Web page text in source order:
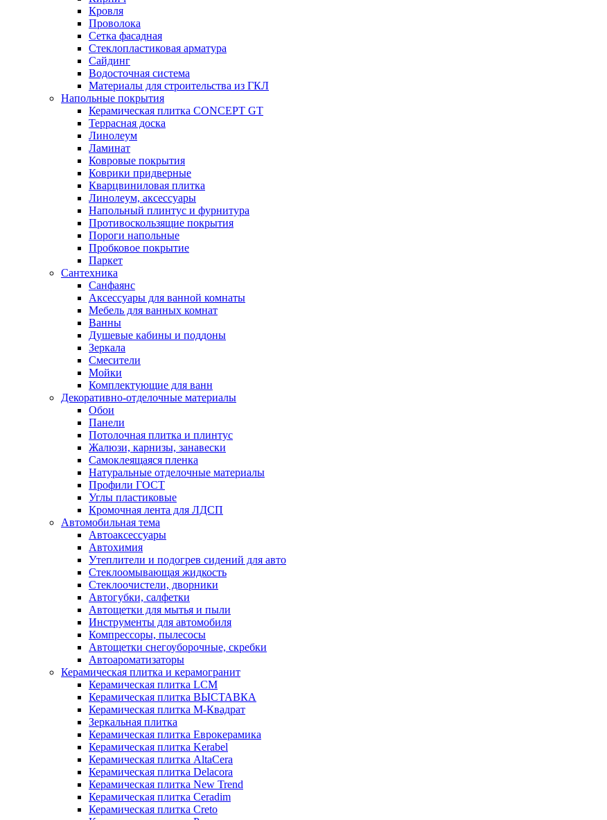
Кровля
Проволока
Сетка фасадная
Стеклопластиковая арматура
Сайдинг
Водосточная система
Материалы для строительства из ГКЛ
Напольные покрытия
Керамическая плитка CONCEPT GT
Террасная доска
Линолеум
Ламинат
Ковровые покрытия
Коврики придверные
Кварцвиниловая плитка
Линолеум, аксессуары
Напольный плинтус и фурнитура
Противоскользящие покрытия
Пороги напольные
Пробковое покрытие
Паркет
Сантехника
Санфаянс
Аксессуары для ванной комнаты
Мебель для ванных комнат
Ванны
Душевые кабины и поддоны
Зеркала
Смесители
Мойки
Комплектующие для ванн
Декоративно-отделочные материалы
Обои
Панели
Потолочная плитка и плинтус
Жалюзи, карнизы, занавески
Самоклеящаяся пленка
Натуральные отделочные материалы
Профили ГОСТ
Углы пластиковые
Кромочная лента для ЛДСП
Автомобильная тема
Автоаксессуары
Автохимия
Утеплители и подогрев сидений для авто
Стеклоомывающая жидкость
Стеклоочистели, дворники
Автогубки, салфетки
Автощетки для мытья и пыли
Инструменты для автомобиля
Компрессоры, пылесосы
Автощетки снегоуборочные, скребки
Автоароматизаторы
Керамическая плитка и керамогранит
Керамическая плитка LCM
Керамическая плитка ВЫСТАВКА
Керамическая плитка М-Квадрат
Зеркальная плитка
Керамическая плитка Еврокерамика
Керамическая плитка Kerabel
Керамическая плитка AltaCera
Керамическая плитка Delacora
Керамическая плитка New Trend
Керамическая плитка Ceradim
Керамическая плитка Creto